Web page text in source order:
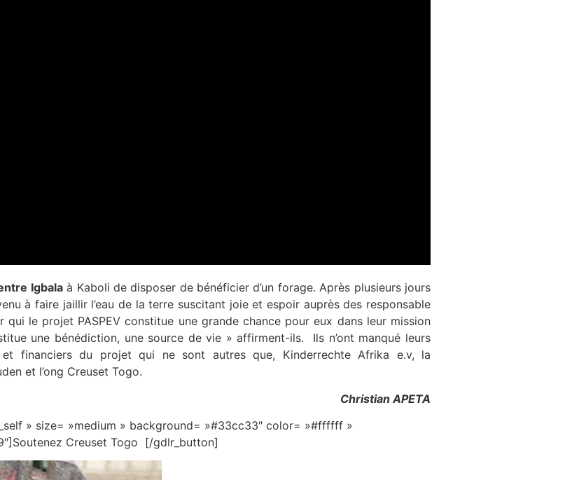
Igbalaà Kaboli de disposer de bénéficier d’un forage. Après plusieurs jours
à faire jaillir l’eau de la terre suscitant joie et espoir auprès des responsable
le projet PASPEV constitue une grande chance pour eux dans leur mission
une bénédiction, une source de vie » affirment-ils. Ils n’ont manqué leurs
et financiers du projet qui ne sont autres que, Kinderrechte Afrika e.v, la
et l’ong Creuset Togo.
Christian APETA
» size= »medium » background= »#33cc33″ color= »#ffffff »
Creuset Togo [/gdlr_button]